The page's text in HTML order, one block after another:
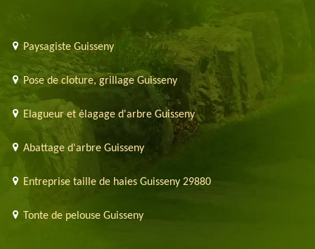
Paysagiste Guisseny
Pose de cloture, grillage Guisseny
Elagueur et élagage d'arbre Guisseny
Abattage d'arbre Guisseny
Entreprise taille de haies Guisseny 29880
Tonte de pelouse Guisseny